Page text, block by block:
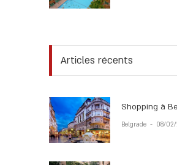
Articles récents
Shopping à
Belgrade - 08/